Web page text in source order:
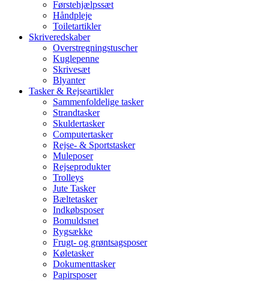
Førstehjælpssæt
Håndpleje
Toiletartikler
Skriveredskaber
Overstregningstuscher
Kuglepenne
Skrivesæt
Blyanter
Tasker & Rejseartikler
Sammenfoldelige tasker
Strandtasker
Skuldertasker
Computertasker
Rejse- & Sportstasker
Muleposer
Rejseprodukter
Trolleys
Jute Tasker
Bæltetasker
Indkøbsposer
Bomuldsnet
Rygsække
Frugt- og grøntsagsposer
Køletasker
Dokumenttasker
Papirsposer